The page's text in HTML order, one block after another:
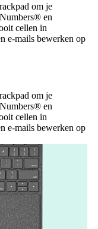
om je
en
cellen in
e-mails bewerken op
om je
en
cellen in
e-mails bewerken op